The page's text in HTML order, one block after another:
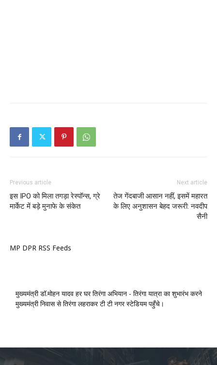
Previous article
इस IPO को मिला तगड़ा रेस्पॉन्स, ग्रे
मार्केट में बड़े मुनाफे के संकेत
Next article
तेज गेंदबाजी आसान नहीं, इसमें महारत
के लिए अनुशासन बेहद जरूरी: नवदीप
सैनी
MP DPR RSS Feeds
मुख्यमंत्री डॉ.मोहन यादव हर घर तिरंगा अभियान - तिरंगा यात्रा का शुभारंभ करने
मुख्यमंत्री निवास से तिरंगा लहराकर टी टी नगर स्टेडियम पहुँचे।